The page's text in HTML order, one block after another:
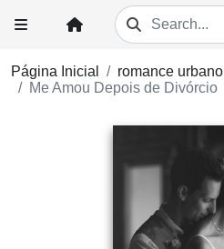
Página Inicial
romance urbano
Me Amou Depois de Divórcio